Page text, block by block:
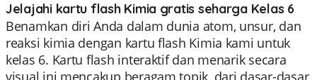
Jelajahi kartu flash Kimia gratis seharga Kelas 6
Benamkan diri Anda dalam dunia atom, unsur, dan
reaksi kimia dengan kartu flash Kimia kami untuk
kelas 6. Kartu flash interaktif dan menarik secara
visual ini mencakup beragam topik, dari dasar-dasar